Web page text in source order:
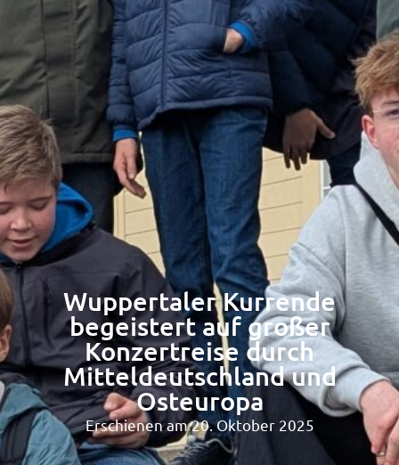
Wuppertaler Kurrende
begeistert auf großer
Konzertreise durch
Mitteldeutschland und
Osteuropa
Erschienen am 20. Oktober 2025